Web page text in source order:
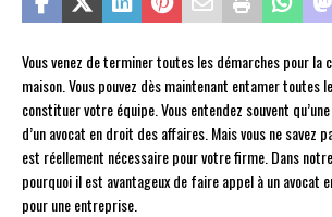
Vous venez de terminer toutes les démarches pour la
maison. Vous pouvez dès maintenant entamer toutes
constituer votre équipe. Vous entendez souvent
d’un avocat en droit des affaires. Mais vous ne savez
est réellement nécessaire pour votre firme. Dans
pourquoi il est avantageux de faire appel à un avocat
pour une entreprise.